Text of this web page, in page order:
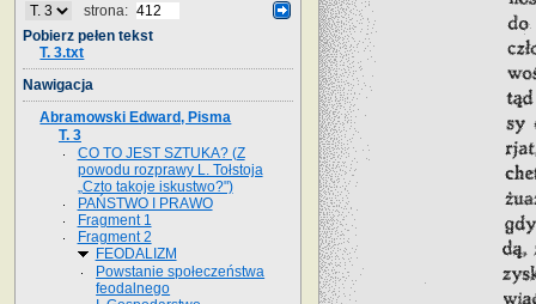
strona:
Pobierz pełen tekst
T. 3.txt
Nawigacja
Abramowski Edward, Pisma
T. 3
CO TO JEST SZTUKA? (Z
powodu rozprawy L. Tołstoja
„Czto takoje iskustwo?")
PAŃSTWO I PRAWO
Fragment 1
Fragment 2
FEODALIZM
Powstanie społeczeństwa
feodalnego